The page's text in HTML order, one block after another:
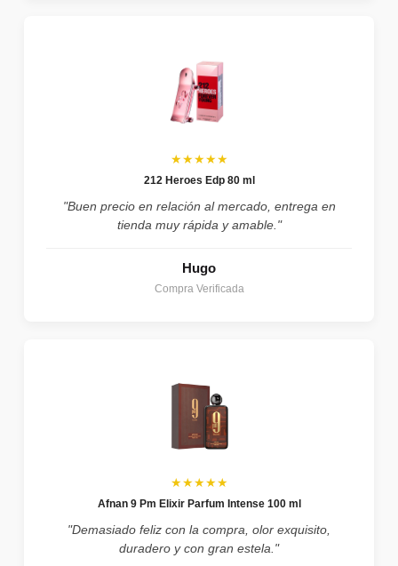
★★★★★
212 Heroes Edp 80 ml
"Buen precio en relación al mercado, entrega en
tienda muy rápida y amable."
Hugo
Compra Verificada
★★★★★
Afnan 9 Pm Elixir Parfum Intense 100 ml
"Demasiado feliz con la compra, olor exquisito,
duradero y con gran estela."